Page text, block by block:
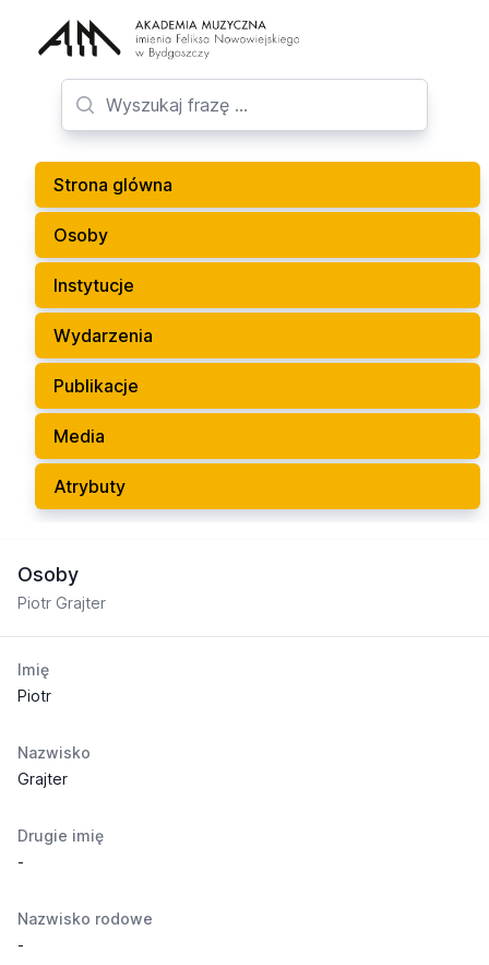
Strona glówna
Osoby
Instytucje
Wydarzenia
Publikacje
Media
Atrybuty
Osoby
Piotr Grajter
Imię
Piotr
Nazwisko
Grajter
Drugie imię
-
Nazwisko rodowe
-